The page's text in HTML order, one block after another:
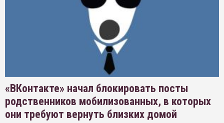
«ВКонтакте» начал блокировать посты
родственников мобилизованных, в которых
они требуют вернуть близких домой